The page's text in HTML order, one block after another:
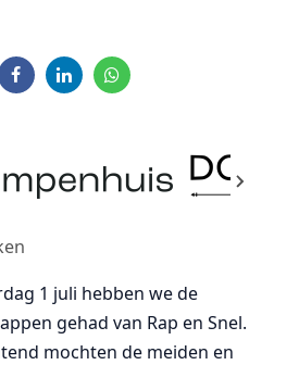
1 juli hebben we de
gehad van Rap en Snel.
mochten de meiden en